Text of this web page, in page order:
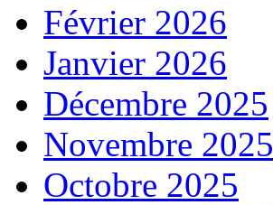
Février 2026
Janvier 2026
Décembre 2025
Novembre 2025
Octobre 2025